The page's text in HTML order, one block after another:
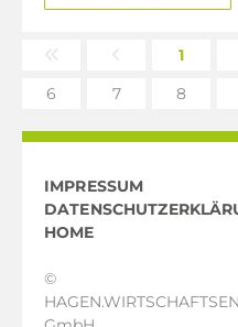
1
6
7 8
IMPRESSUM
HOME
©